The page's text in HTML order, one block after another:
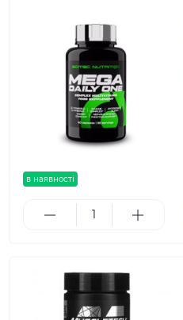
в наявності